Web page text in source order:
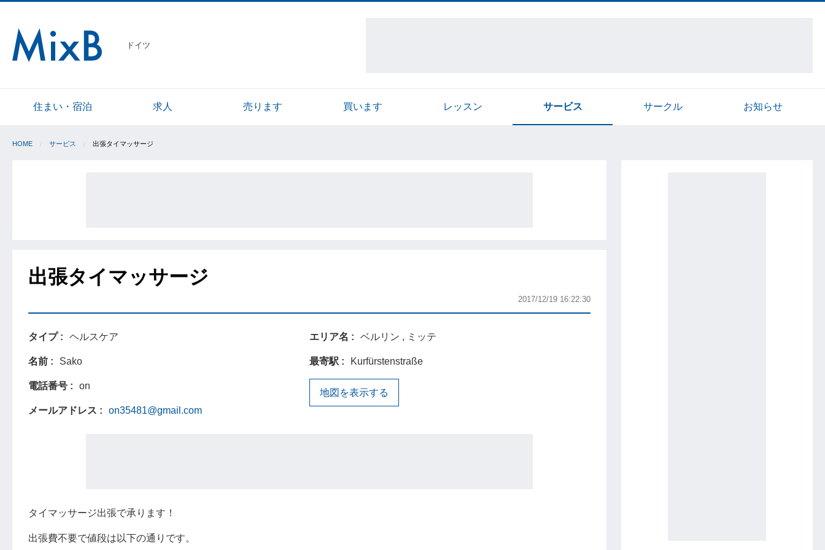
ドイツ
住まい・宿泊 求人 売ります 買います レッスン サービス サークル お知らせ
HOME サービス 出張タイマッサージ
出張タイマッサージ
2017/12/19 16:22:30
タイプ ヘルスケア
名前 Sako
電話番号 on
メールアドレス on35481@gmail.com
エリア名 ベルリン , ミッテ
最寄駅 Kurfürstenstraße
地図を表示する
タイマッサージ出張で承ります！
出張費不要で値段は以下の通りです。